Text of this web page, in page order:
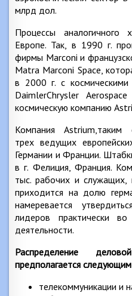
млрд дол.
Процессы аналогичного
Европе. Так, в 1990 г.
фирмы Marconi и
Matra Marconi Space,
в 2000 г. с космическими
DaimlerChrysler
космическую компанию
Компания Astrium,таким
трех ведущих
Германии и Франции.
в г. Фелиция, Франция.
тыс. рабочих и
приходится на долю
намеревается
лидеров практически
деятельности.
Распределение
предполагается
телекоммуникации и